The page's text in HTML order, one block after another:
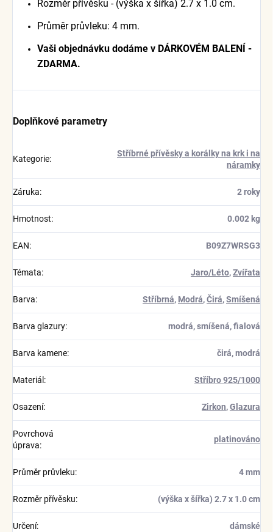
Rozměr přívěsku - (výška x šířka) 2.7 x 1.0 cm.
Průměr průvleku: 4 mm.
Vaši objednávku dodáme v DÁRKOVÉM BALENÍ -
ZDARMA.
Doplňkové parametry
Kategorie:
Stříbrné přívěsky a korálky na krk i na
náramky
Záruka: 2 roky
Hmotnost: 0.002 kg
EAN: B09Z7WRSG3
Témata: Jaro/Léto,Zvířata
Barva: Stříbrná, Modrá,Čirá,Smíšená
Barva glazury: modrá, smíšená, fialová
Barva kamene: čirá, modrá
Materiál : Stříbro 925/1000
Osazení: Zirkon,Glazura
Povrchová
úprava:
platinováno
Průměr průvleku: 4 mm
Rozměr přívěsku: (výška x šířka) 2.7 x 1.0 cm
Určení: dámské